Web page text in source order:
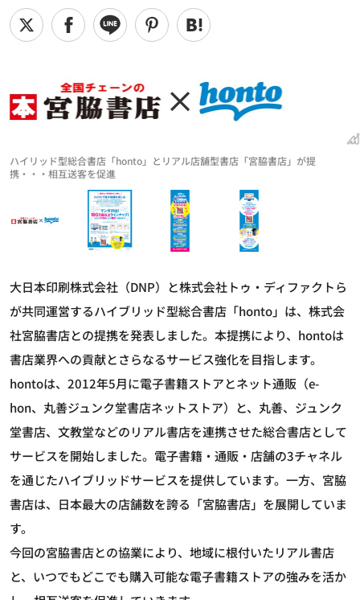
ハイリッド型総合書店「honto」とリアル店舗型書店「宮脇書店」が提
携・・・相互送客を促進
大日本印刷株式会社（DNP）と株式会社トゥ・ディファクトら
が共同運営するハイブリッド型総合書店「honto」は、株式会
社宮脇書店との提携を発表しました。本提携により、hontoは
書店業界への貢献とさらなるサービス強化を目指します。
hontoは、2012年5月に電子書籍ストアとネット通販（e-
hon、丸善ジュンク堂書店ネットストア）と、丸善、ジュンク
堂書店、文教堂などのリアル書店を連携させた総合書店として
サービスを開始しました。電子書籍・通販・店舗の3チャネル
を通じたハイブリッドサービスを提供しています。一方、宮脇
書店は、日本最大の店舗数を誇る「宮脇書店」を展開していま
す。
今回の宮脇書店との協業により、地域に根付いたリアル書店
と、いつでもどこでも購入可能な電子書籍ストアの強みを活か